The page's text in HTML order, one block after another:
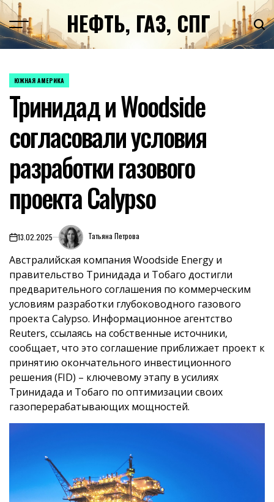
Перейти
к
содержимомуНЕФТЬ, ГАЗ, СПГ
ОПУБЛИКОВАНО
ЮЖНАЯ АМЕРИКА
Тринидад и Woodside
согласовали условия
разработки газового
проекта Calypso
on13.02.2025 Татьяна Петрова
Австралийская компания Woodside Energy и
правительство Тринидада и Тобаго достигли
предварительного соглашения по коммерческим
условиям разработки глубоководного газового
проекта Calypso. Информационное агентство
Reuters, ссылаясь на собственные источники,
сообщает, что это соглашение приближает проект к
принятию окончательного инвестиционного
решения (FID) – ключевому этапу в усилиях
Тринидада и Тобаго по оптимизации своих
газоперерабатывающих мощностей.